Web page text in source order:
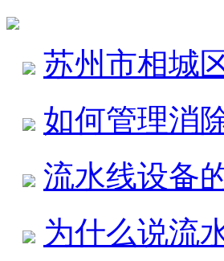
苏州市相城
如何管理消
流水线设备
为什么说流